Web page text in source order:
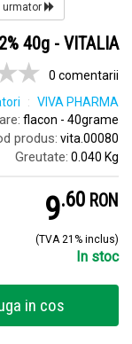
urmator
40g - VITALIA
0 comentarii
VIVA PHARMA
flacon - 40grame
produs: vita.00080
Greutate: 0.040 Kg
9.6 RON
(TVA 21% inclus)
In stoc
in cos